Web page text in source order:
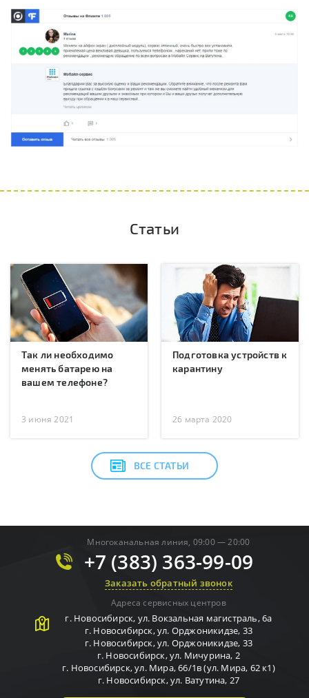
Статьи
Так ли необходимо
менять батарею на
вашем телефоне?
3 июня 2021
Подготовка устройств к
карантину
26 марта 2020
ВСЕ СТАТЬИ
Многоканальная линия, 09:00 — 20:00
+7 (383) 363-99-09
Заказать обратный звонок
Адреса сервисных центров
г. Новосибирск, ул. Вокзальная магистраль, 6а
г. Новосибирск,ул. Орджоникидзе, 33
г. Новосибирск,ул. Орджоникидзе, 33
г. Новосибирск,ул. Мичурина, 2
г. Новосибирск,ул. Мира, 66/1в (ул. Мира, 62 к1)
г. Новосибирск,ул. Ватутина, 27